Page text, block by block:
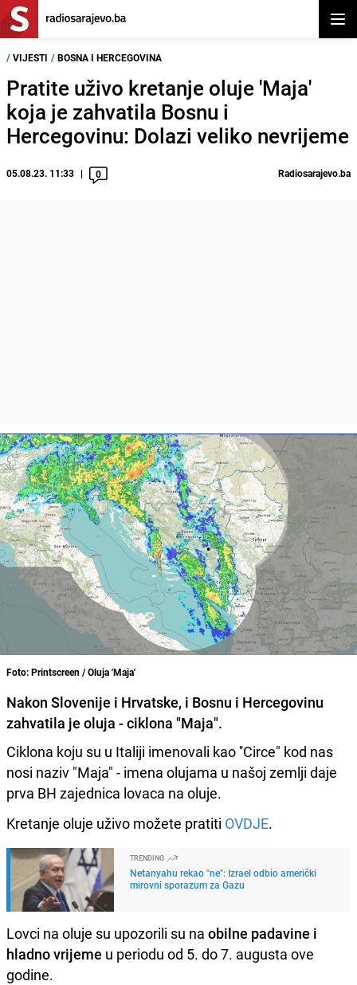
/ VIJESTI / BOSNA I HERCEGOVINA
Pratite uživo kretanje oluje 'Maja'
koja je zahvatila Bosnu i
Hercegovinu: Dolazi veliko nevrijeme
05.08.23. 11:33 0 Radiosarajevo.ba
Foto: Printscreen / Oluja 'Maja'
Nakon Slovenije i Hrvatske, i Bosnu i Hercegovinu
zahvatila je oluja - ciklona "Maja".
Ciklona koju su u Italiji imenovali kao ''Circe" kod nas
nosi naziv "Maja" - imena olujama u našoj zemlji daje
prva BH zajednica lovaca na oluje.
Kretanje oluje uživo možete pratiti OVDJE.
TRENDING
Netanyahu rekao "ne": Izrael odbio američki
mirovni sporazum za Gazu
Lovci na oluje su upozorili su na obilne padavine i
hladno vrijeme u periodu od 5. do 7. augusta ove
godine.